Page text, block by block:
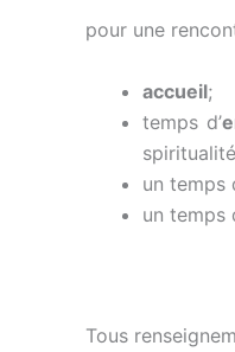
pour une
accueil;
temps d’
un temps
un temps
Tous